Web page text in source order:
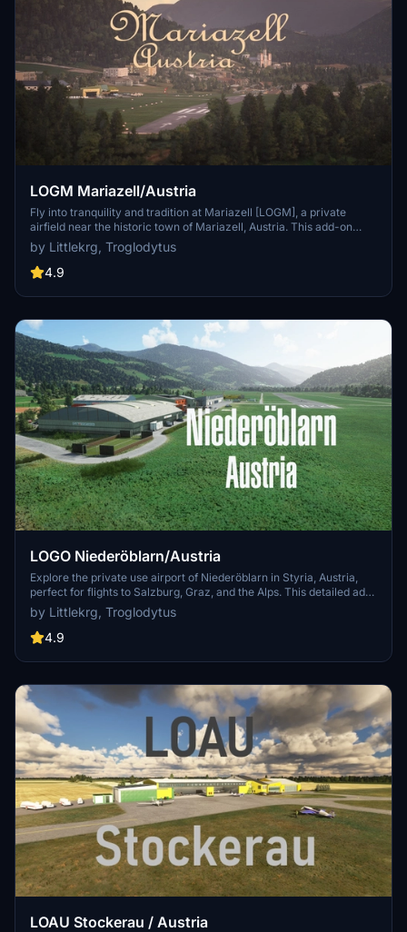
LOGM Mariazell/Austria
Fly into tranquility and tradition at Mariazell [LOGM], a private
airfield near the historic town of Mariazell, Austria. This add-on
offers a challenging base for local sightseeing and flights to
neighboring cities, featuring handcrafted models and realistic
airport details. Created in collaboration with Troglodytus, immerse
Simulator enhancement.
by Littlekrg, Troglodytus
4.9
LOGO Niederöblarn/Austria
Explore the private use airport of Niederöblarn in Styria, Austria,
perfect for flights to Salzburg, Graz, and the Alps. This detailed add-
on features handcrafted buildings, custom runways, aprons, and
accurate ground markings, along with basic night lighting and
correct parking spots. Immerse yourself in this realistic airport
by Littlekrg, Troglodytus
4.9
LOAU Stockerau / Austria